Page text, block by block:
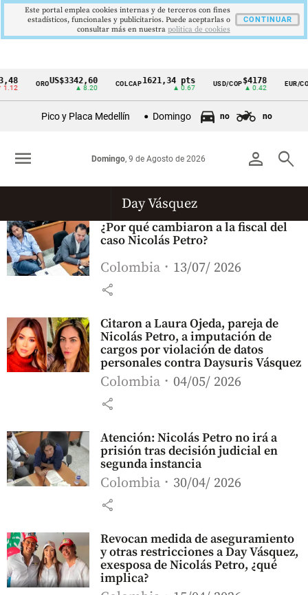
Cintillo
Colombia
OROUS$3342,60
▲ 8.20
COLCAP1621,34 pts
▲ 0.67
USD/COP$4178
▲ 0.42
EUR/COP
Pico y Placa Medellín Domingo no no
person search
Domingo, 9 de Agosto de 2026
menu
Day Vásquez
¿Por qué cambiaron a la fiscal del
caso Nicolás Petro?
Colombia 13/07/ 2026
share
Citaron a Laura Ojeda, pareja de
Nicolás Petro, a imputación de
cargos por violación de datos
personales contra Daysuris Vásquez
Colombia 04/05/ 2026
share
Atención: Nicolás Petro no irá a
prisión tras decisión judicial en
segunda instancia
Colombia 30/04/ 2026
share
Revocan medida de aseguramiento
y otras restricciones a Day Vásquez,
exesposa de Nicolás Petro, ¿qué
implica?
Este portal emplea cookies internas y de terceros con fines
estadísticos, funcionales y publicitarios. Puede aceptarlas o
consultar más en nuestra politica de cookies
CONTINUAR